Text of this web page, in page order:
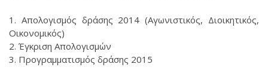
1. Απολογισμός δράσης 2014 (Αγωνιστικός, Διοικητικός,
Οικονομικός)
2. Έγκριση Απολογισμών
3. Προγραμματισμός δράσης 2015